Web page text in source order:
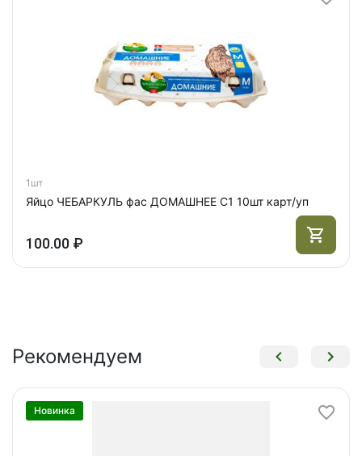
1шт
Яйцо ЧЕБАРКУЛЬ фас ДОМАШНЕЕ С1 10шт карт/уп
100.00 ₽
Рекомендуем
Новинка